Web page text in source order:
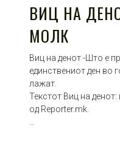
ВИЦ НА
МОЛК
Виц на денот -Што е
единствениот ден во
лажат.
Текстот Виц на
од Reporter.mk.